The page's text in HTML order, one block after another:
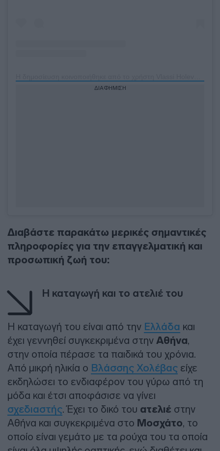
ΔΙΑΦΗΜΙΣΗ
Διαβάστε παρακάτω μερικές σημαντικές
πληροφορίες για την επαγγελματική και
προσωπική ζωή του:
Η καταγωγή και το ατελιέ του
Η καταγωγή του είναι από την Ελλάδα και
έχει γεννηθεί συγκεκριμένα στην Αθήνα
στην οποία πέρασε τα παιδικά του χρόνια.
Από μικρή ηλικία ο Βλάσσης Χολέβας είχε
εκδηλώσει το ενδιαφέρον του γύρω από τη
μόδα και έτσι αποφάσισε να γίνει
σχεδιαστής . Έχει το δικό του ατελιέ στην
Αθήνα και συγκεκριμένα στο Μοσχάτο , το
οποίο είναι γεμάτο με τα ρούχα του τα οποία